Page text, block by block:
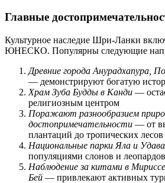
Главные
Культурное наследие Шри-Ланки
ЮНЕСКО. Популярны следующие
Древние города Анурадхапура,
— демонстрируют богатую
Храм Зуба Будды в Канди —
религиозным центром
Поражают разнообразием
достопримечательности — от
плантаций до тропических лесов
Национальные парки Яла и
популяциями слонов и
Наблюдение за китами в
Бей — привлекают активных